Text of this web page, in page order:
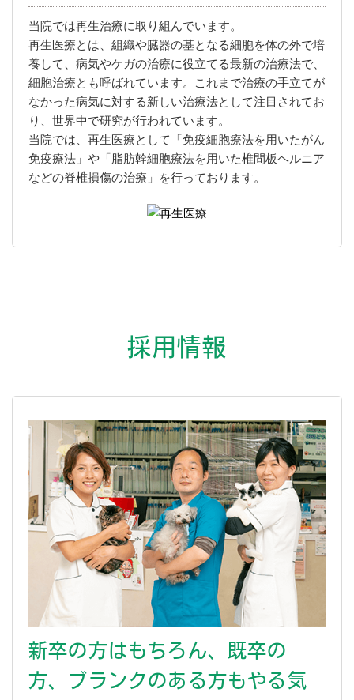
当院では再生治療に取り組んでいます。
再生医療とは、組織や臓器の基となる細胞を体の外で培
養して、病気やケガの治療に役立てる最新の治療法で、
細胞治療とも呼ばれています。これまで治療の手立てが
なかった病気に対する新しい治療法として注目されてお
り、世界中で研究が行われています。
当院では、再生医療として「免疫細胞療法を用いたがん
免疫療法」や「脂肪幹細胞療法を用いた椎間板ヘルニア
などの脊椎損傷の治療」を行っております。
採用情報
新卒の方はもちろん、既卒の
方、ブランクのある方もやる気